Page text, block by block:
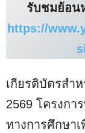
รับชมย้อน
https://
เกียรติบัตรสำ
2569 โครงก
ทางการศึกษา